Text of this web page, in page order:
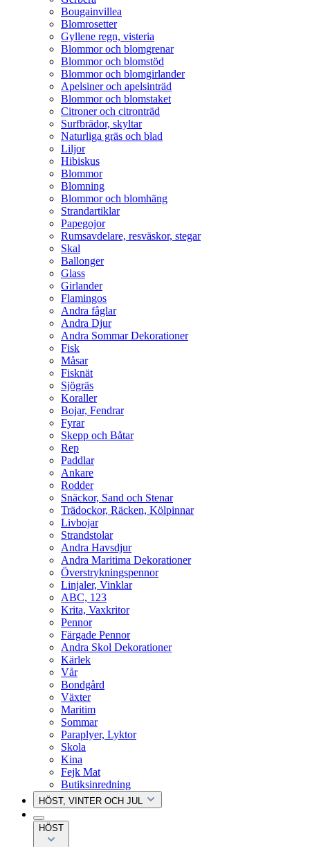
Bougainvillea
Blomrosetter
Gyllene regn, visteria
Blommor och blomgrenar
Blommor och blomstöd
Blommor och blomgirlander
Apelsiner och apelsinträd
Blommor och blomstaket
Citroner och citronträd
Surfbrädor, skyltar
Naturliga gräs och blad
Liljor
Hibiskus
Blommor
Blomning
Blommor och blomhäng
Strandartiklar
Papegojor
Rumsavdelare, resväskor, stegar
Skal
Ballonger
Glass
Girlander
Flamingos
Andra fåglar
Andra Djur
Andra Sommar Dekorationer
Fisk
Måsar
Fisknät
Sjögräs
Koraller
Bojar, Fendrar
Fyrar
Skepp och Båtar
Rep
Paddlar
Ankare
Rodder
Snäckor, Sand och Stenar
Trädockor, Räcken, Kölpinnar
Livbojar
Strandstolar
Andra Havsdjur
Andra Maritima Dekorationer
Överstrykningspennor
Linjaler, Vinklar
ABC, 123
Krita, Vaxkritor
Pennor
Färgade Pennor
Andra Skol Dekorationer
Kärlek
Vår
Bondgård
Växter
Maritim
Sommar
Paraplyer, Lyktor
Skola
Kina
Fejk Mat
Butiksinredning
HÖST, VINTER OCH JUL
HÖST